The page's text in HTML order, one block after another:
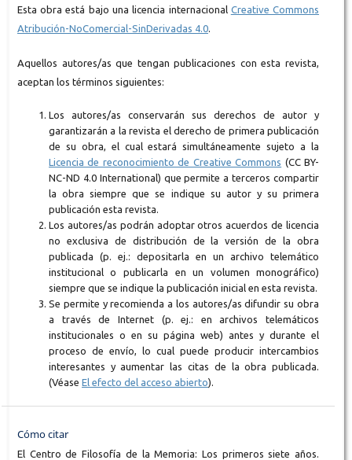
Esta obra está bajo una licencia internacional Creative Commons
Atribución-NoComercial-SinDerivadas 4.0.
Aquellos autores/as que tengan publicaciones con esta revista,
aceptan los términos siguientes:
Los autores/as conservarán sus derechos de autor y
garantizarán a la revista el derecho de primera publicación
de su obra, el cual estará simultáneamente sujeto a la
Licencia de reconocimiento de Creative Commons (CC BY-
NC-ND 4.0 International) que permite a terceros compartir
la obra siempre que se indique su autor y su primera
publicación esta revista.
Los autores/as podrán adoptar otros acuerdos de licencia
no exclusiva de distribución de la versión de la obra
publicada (p. ej.: depositarla en un archivo telemático
institucional o publicarla en un volumen monográfico)
siempre que se indique la publicación inicial en esta revista.
Se permite y recomienda a los autores/as difundir su obra
a través de Internet (p. ej.: en archivos telemáticos
institucionales o en su página web) antes y durante el
proceso de envío, lo cual puede producir intercambios
interesantes y aumentar las citas de la obra publicada.
(Véase El efecto del acceso abierto).
Cómo citar
El Centro de Filosofía de la Memoria: Los primeros siete años.